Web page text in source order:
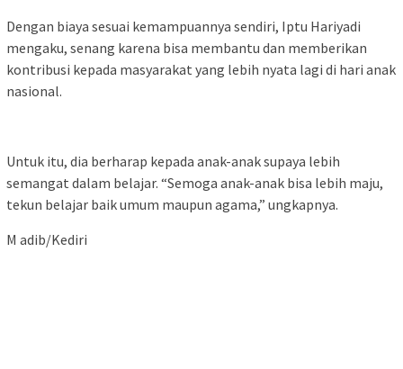
Dengan biaya sesuai kemampuannya sendiri, Iptu Hariyadi
mengaku, senang karena bisa membantu dan memberikan
kontribusi kepada masyarakat yang lebih nyata lagi di hari anak
nasional.
Untuk itu, dia berharap kepada anak-anak supaya lebih
semangat dalam belajar. “Semoga anak-anak bisa lebih maju,
tekun belajar baik umum maupun agama,” ungkapnya.
M adib/Kediri